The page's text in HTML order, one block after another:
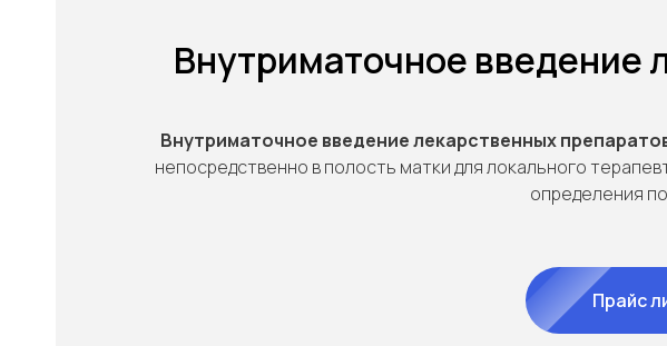
Внутриматочное введение
Внутриматочное введение лекарственных
непосредственно в полость матки для локального
определения
Прайс